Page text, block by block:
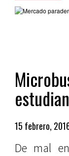
15 febrero,
De mal